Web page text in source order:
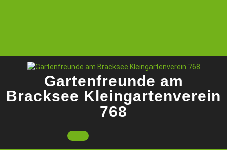
Gartenfreunde am
Bracksee Kleingartenverein
768
Open